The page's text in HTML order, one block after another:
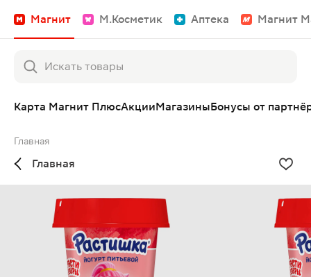
Магнит М.Косметик Аптека Магнит
Карта Магнит ПлюсАкцииМагазиныБонусы от
Главная
Главная